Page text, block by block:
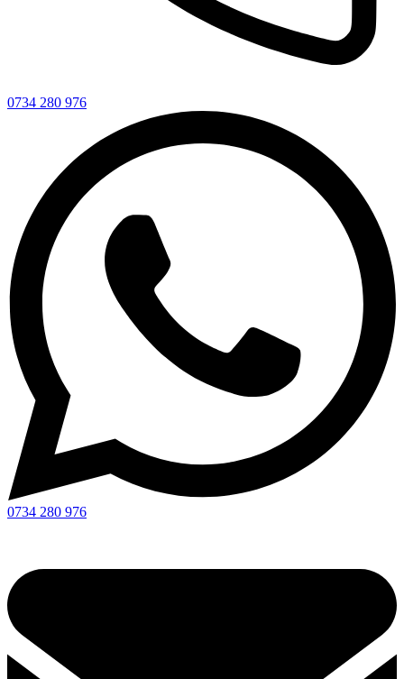
0734 280 976
0734 280 976